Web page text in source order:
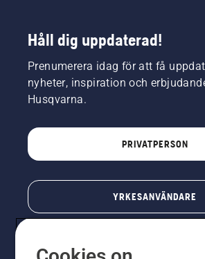
Håll dig uppdaterad!
Prenumerera idag för att få
nyheter, inspiration och
Husqvarna.
PRIVATPERSON
YRKESANVÄNDARE